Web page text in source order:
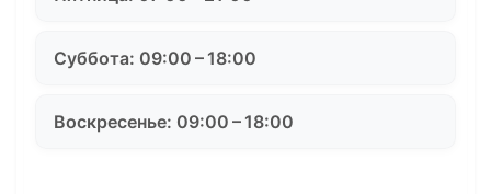
Суббота: 09:00 – 18:00
Воскресенье: 09:00 – 18:00